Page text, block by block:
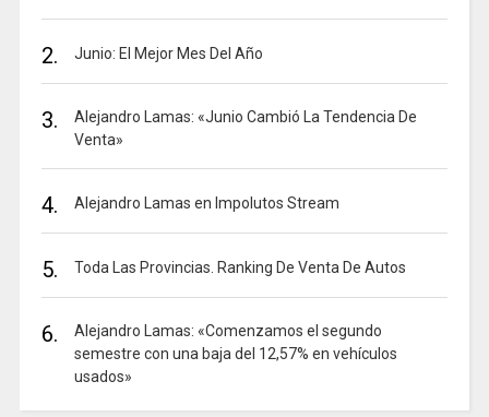
2. Junio: El Mejor Mes Del Año
3.
Alejandro Lamas: «Junio Cambió La Tendencia De
Venta»
4. Alejandro Lamas en Impolutos Stream
5. Toda Las Provincias. Ranking De Venta De Autos
6.
Alejandro Lamas: «Comenzamos el segundo
semestre con una baja del 12,57% en vehículos
usados»